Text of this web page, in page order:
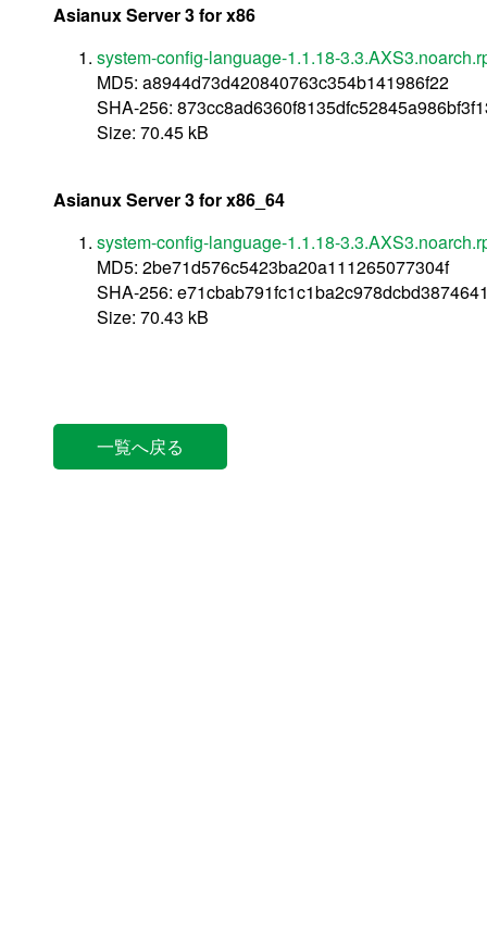
Asianux Server 3 for x86
system-config-language-1.1.18-
MD5: a8944d73d420840763c354b141986f22
SHA-256:
Size: 70.45 kB
Asianux Server 3 for x86_64
system-config-language-1.1.18-
MD5: 2be71d576c5423ba20a111265077304f
SHA-256:
Size: 70.43 kB
一覧へ戻る